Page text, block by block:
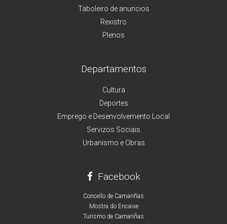
Taboleiro de anuncios
Rexistro
Plenos
Departamentos
Cultura
Deportes
Emprego e Desenvolvemento Local
Servizos Sociais
Urbanismo e Obras
Facebook
Concello de Camariñas
Mostra do Encaixe
Turismo de Camariñas